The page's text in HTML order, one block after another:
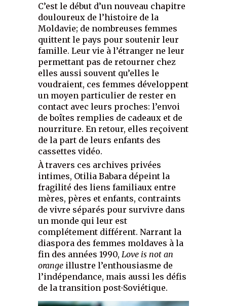
C’est le début d’un nouveau chapitre
douloureux de l’histoire de la
Moldavie; de nombreuses femmes
quittent le pays pour soutenir leur
famille. Leur vie à l’étranger ne leur
permettant pas de retourner chez
elles aussi souvent qu’elles le
voudraient, ces femmes développent
un moyen particulier de rester en
contact avec leurs proches: l’envoi
de boîtes remplies de cadeaux et de
nourriture. En retour, elles reçoivent
de la part de leurs enfants des
cassettes vidéo.
À travers ces archives privées
intimes, Otilia Babara dépeint la
fragilité des liens familiaux entre
mères, pères et enfants, contraints
de vivre séparés pour survivre dans
un monde qui leur est
complétement différent. Narrant la
diaspora des femmes moldaves à la
fin des années 1990, Love is not an
orange illustre l’enthousiasme de
l’indépendance, mais aussi les défis
de la transition post-Soviétique.